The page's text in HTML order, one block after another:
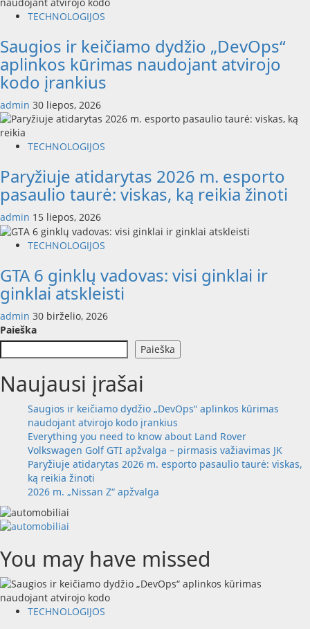
TECHNOLOGIJOS
Saugios ir keičiamo dydžio „DevOps“
aplinkos kūrimas naudojant atvirojo
kodo įrankius
admin 30 liepos, 2026
TECHNOLOGIJOS
Paryžiuje atidarytas 2026 m. esporto
pasaulio taurė: viskas, ką reikia žinoti
admin 15 liepos, 2026
TECHNOLOGIJOS
GTA 6 ginklų vadovas: visi ginklai ir
ginklai atskleisti
admin 30 birželio, 2026
Paieška
Paieška
Naujausi įrašai
Saugios ir keičiamo dydžio „DevOps“ aplinkos kūrimas
naudojant atvirojo kodo įrankius
Everything you need to know about Land Rover
Volkswagen Golf GTI apžvalga – pirmasis važiavimas JK
Paryžiuje atidarytas 2026 m. esporto pasaulio taurė: viskas,
ką reikia žinoti
2026 m. „Nissan Z“ apžvalga
You may have missed
TECHNOLOGIJOS